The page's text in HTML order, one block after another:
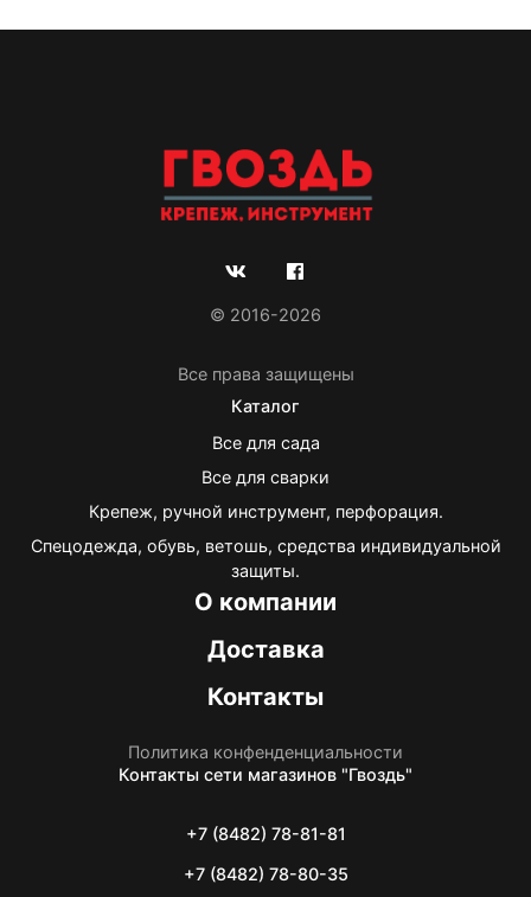
© 2016-2026
Все права защищены
Каталог
Все для сада
Все для сварки
Крепеж, ручной инструмент, перфорация.
Спецодежда, обувь, ветошь, средства индивидуальной
защиты.
О компании
Доставка
Контакты
Политика конфенденциальности
Контакты сети магазинов "Гвоздь"
+7 (8482) 78-81-81
+7 (8482) 78-80-35